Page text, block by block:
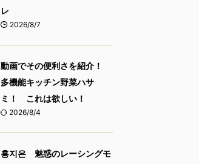
レ
2026/8/7
動画でその便利さを紹介！
多機能キッチン野菜ハサ
ミ！ これは欲しい！
2026/8/4
홍지은 魅惑のレーシングモ